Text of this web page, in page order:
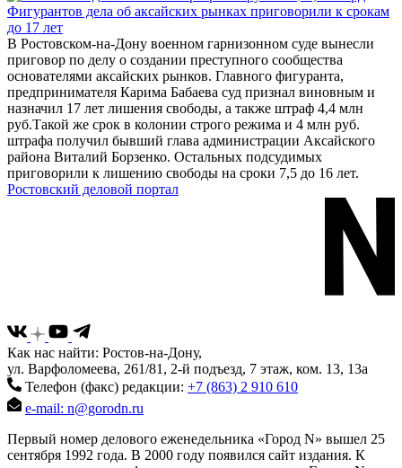
Фигурантов дела об аксайских рынках приговорили к срокам
до 17 лет
В Ростовском-на-Дону военном гарнизонном суде вынесли
приговор по делу о создании преступного сообщества
основателями аксайских рынков. Главного фигуранта,
предпринимателя Карима Бабаева суд признал виновным и
назначил 17 лет лишения свободы, а также штраф 4,4 млн
руб.Такой же срок в колонии строго режима и 4 млн руб.
штрафа получил бывший глава администрации Аксайского
района Виталий Борзенко. Остальных подсудимых
приговорили к лишению свободы на сроки 7,5 до 16 лет.
Ростовский деловой портал
Как нас найти: Ростов-на-Дону,
ул. Варфоломеева, 261/81, 2-й подъезд, 7 этаж, ком. 13, 13а
Телефон (факс) редакции: +7 (863) 2 910 610
e-mail: n@gorodn.ru
Первый номер делового еженедельника «Город N» вышел 25
сентября 1992 года. В 2000 году появился сайт издания. К